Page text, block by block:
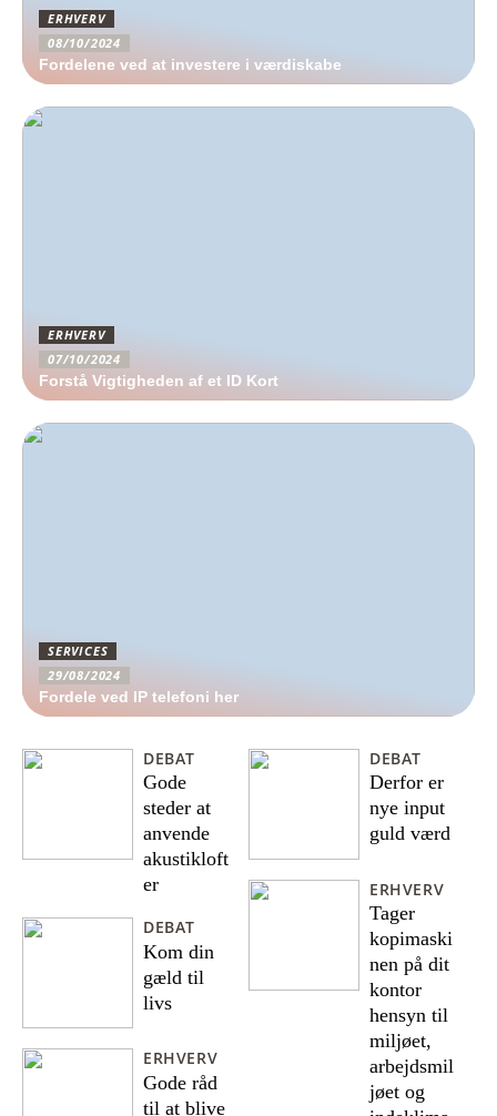
ERHVERV
08/10/2024
Fordelene ved at investere i værdiskabe
ERHVERV
07/10/2024
Forstå Vigtigheden af et ID Kort
SERVICES
29/08/2024
Fordele ved IP telefoni her
DEBAT
Gode
steder at
anvende
akustikloft
er
DEBAT
Kom din
gæld til
livs
ERHVERV
Gode råd
til at blive
DEBAT
Derfor er
nye input
guld værd
ERHVERV
Tager
kopimaski
nen på dit
kontor
hensyn til
miljøet,
arbejdsmil
jøet og